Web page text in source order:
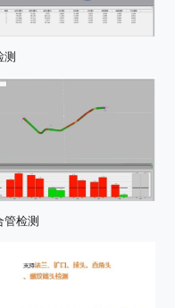
测
检测